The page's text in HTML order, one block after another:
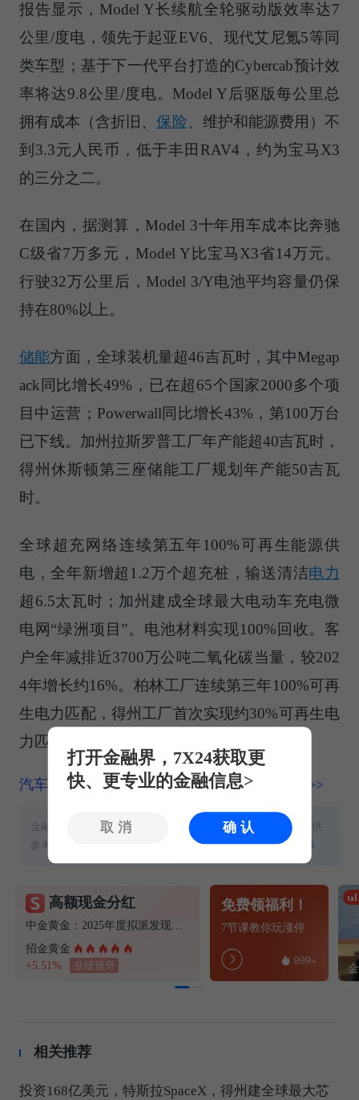
报告显示，Model Y长续航全轮驱动版效率达7
公里/度电，领先于起亚EV6、现代艾尼氪5等同
类车型；基于下一代平台打造的Cybercab预计效
率将达9.8公里/度电。Model Y后驱版每公里总
拥有成本（含折旧、保险、维护和能源费用）不
到3.3元人民币，低于丰田RAV4，约为宝马X3
的三分之二。
在国内，据测算，Model 3十年用车成本比奔驰
C级省7万多元，Model Y比宝马X3省14万元。
行驶32万公里后，Model 3/Y电池平均容量仍保
持在80%以上。
储能方面，全球装机量超46吉瓦时，其中Megap
ack同比增长49%，已在超65个国家2000多个项
目中运营；Powerwall同比增长43%，第100万台
已下线。加州拉斯罗普工厂年产能超40吉瓦时，
得州休斯顿第三座储能工厂规划年产能50吉瓦
时。
全球超充网络连续第五年100%可再生能源供
电，全年新增超1.2万个超充桩，输送清洁电力
超6.5太瓦时；加州建成全球最大电动车充电微
电网“绿洲项目”。电池材料实现100%回收。客
户全年减排近3700万公吨二氧化碳当量，较202
4年增长约16%。柏林工厂连续第三年100%可再
生电力匹配，得州工厂首次实现约30%可再生电
力匹配。
汽车频道更多独家策划、专家专栏，免费查阅>>
金融界提醒：本文内容、数据与工具不构成任何投资建议，仅供
参考，不具备任何指导作用。股市有风险，投资需谨慎！
投诉
高额现金分红
中金黄金：2025年度拟派发现金红利22.20亿元
招金黄金
+5.51%
业绩预升
免费领福利！
7节课教你玩涨停
相关推荐
投资168亿美元，特斯拉SpaceX，得州建全球最大芯
打开金融界，7X24获取更
快、更专业的金融信息>
取消 确认